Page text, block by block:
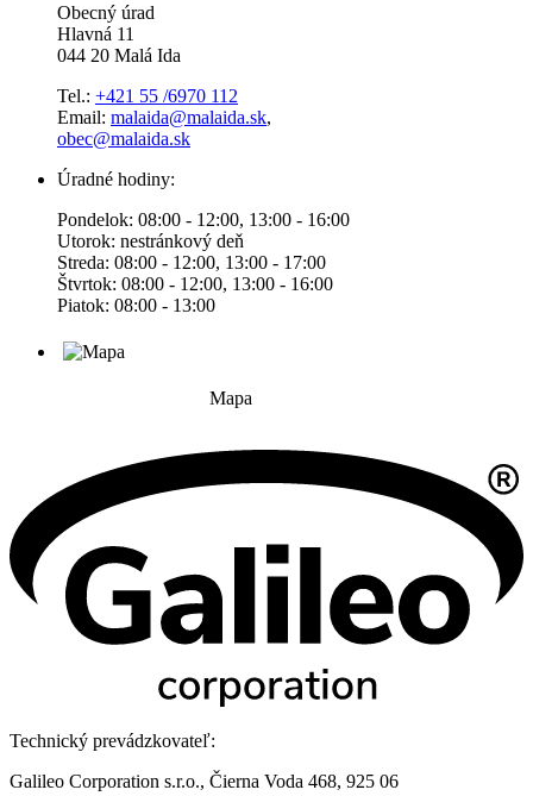
Obecný úrad
Hlavná 11
044 20 Malá Ida
Tel.: +421 55 /6970 112
Email: malaida@malaida.sk,
obec@malaida.sk
Úradné hodiny:
Pondelok: 08:00 - 12:00, 13:00 - 16:00
Utorok: nestránkový deň
Streda: 08:00 - 12:00, 13:00 - 17:00
Štvrtok: 08:00 - 12:00, 13:00 - 16:00
Piatok: 08:00 - 13:00
Mapa
Technický prevádzkovateľ:
Galileo Corporation s.r.o., Čierna Voda 468, 925 06